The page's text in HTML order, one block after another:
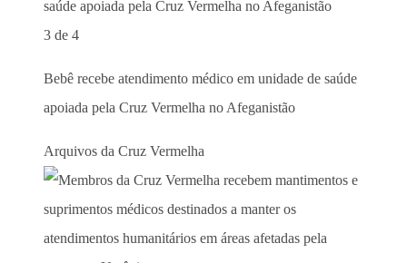
3 de 4
Bebê recebe atendimento médico em unidade de saúde
apoiada pela Cruz Vermelha no Afeganistão
Arquivos da Cruz Vermelha